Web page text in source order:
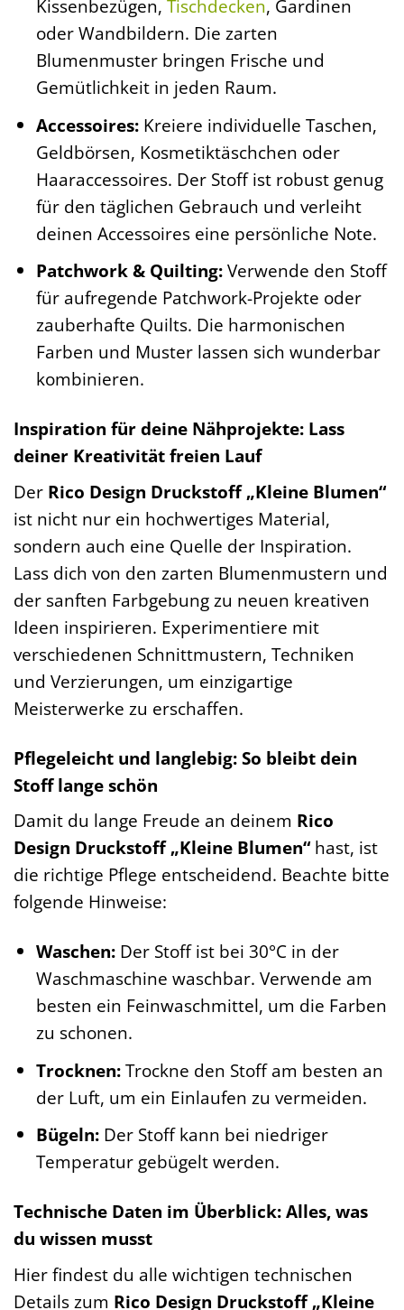
Kissenbezügen, Tischdecken, Gardinen
oder Wandbildern. Die zarten
Blumenmuster bringen Frische und
Gemütlichkeit in jeden Raum.
Accessoires:Kreiere individuelle Taschen,
Geldbörsen, Kosmetiktäschchen oder
Haaraccessoires. Der Stoff ist robust genug
für den täglichen Gebrauch und verleiht
deinen Accessoires eine persönliche Note.
Patchwork & Quilting:Verwende den Stoff
für aufregende Patchwork-Projekte oder
zauberhafte Quilts. Die harmonischen
Farben und Muster lassen sich wunderbar
kombinieren.
Inspiration für deine Nähprojekte: Lass
deiner Kreativität freien Lauf
Der Rico Design Druckstoff „Kleine Blumen“
ist nicht nur ein hochwertiges Material,
sondern auch eine Quelle der Inspiration.
Lass dich von den zarten Blumenmustern und
der sanften Farbgebung zu neuen kreativen
Ideen inspirieren. Experimentiere mit
verschiedenen Schnittmustern, Techniken
und Verzierungen, um einzigartige
Meisterwerke zu erschaffen.
Pflegeleicht und langlebig: So bleibt dein
Stoff lange schön
Damit du lange Freude an deinem Rico
Design Druckstoff „Kleine Blumen“hast, ist
die richtige Pflege entscheidend. Beachte bitte
folgende Hinweise:
Waschen:Der Stoff ist bei 30°C in der
Waschmaschine waschbar. Verwende am
besten ein Feinwaschmittel, um die Farben
zu schonen.
Trocknen:Trockne den Stoff am besten an
der Luft, um ein Einlaufen zu vermeiden.
Bügeln:Der Stoff kann bei niedriger
Temperatur gebügelt werden.
Technische Daten im Überblick: Alles, was
du wissen musst
Hier findest du alle wichtigen technischen
Details zum Rico Design Druckstoff „Kleine